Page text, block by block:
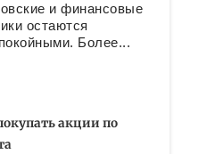
и финансовые
остаются
Более...
акции по